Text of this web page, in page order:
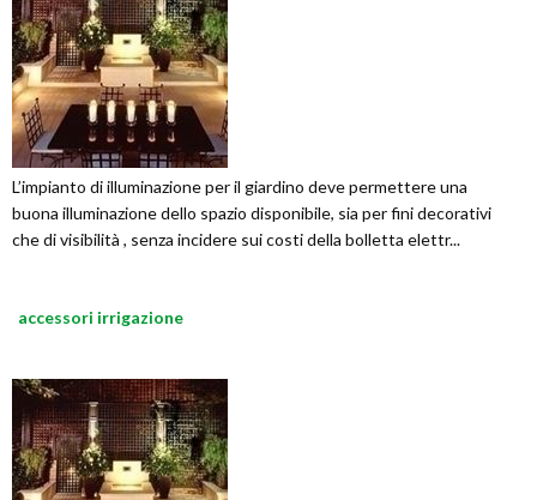
L’impianto di illuminazione per il giardino deve permettere una
buona illuminazione dello spazio disponibile, sia per fini decorativi
che di visibilità , senza incidere sui costi della bolletta elettr...
accessori irrigazione